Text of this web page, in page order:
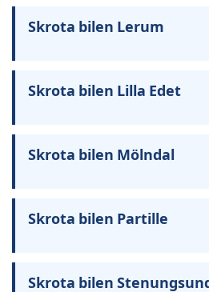
Skrota bilen Lerum
Skrota bilen Lilla Edet
Skrota bilen Mölndal
Skrota bilen Partille
Skrota bilen